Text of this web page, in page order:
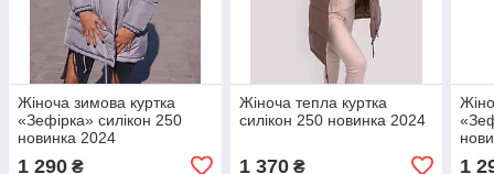
Жіноча зимова куртка
«Зефірка» силікон 250
новинка 2024
1 290 ₴
Жіноча тепла куртка
силікон 250 новинка 2024
1 370₴ 1